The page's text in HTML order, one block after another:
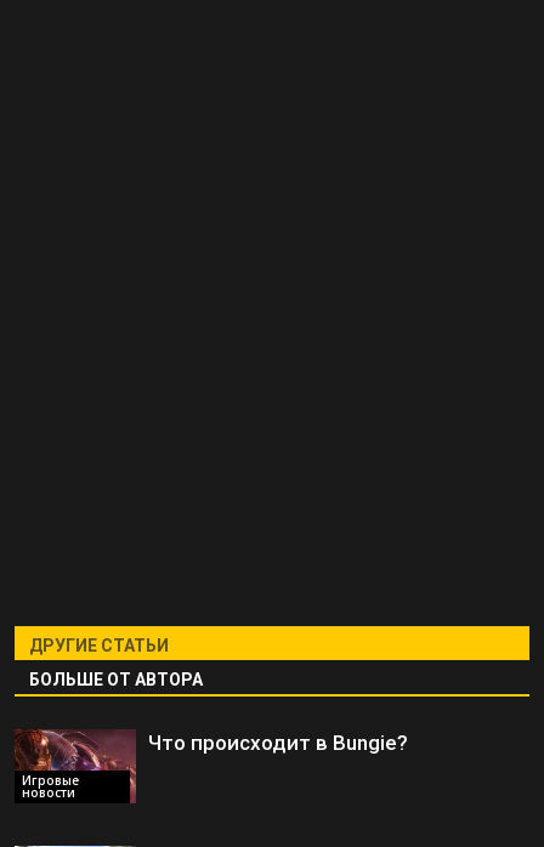
ДРУГИЕ СТАТЬИ
БОЛЬШЕ ОТ АВТОРА
Игровые
новости
Что происходит в Bungie?